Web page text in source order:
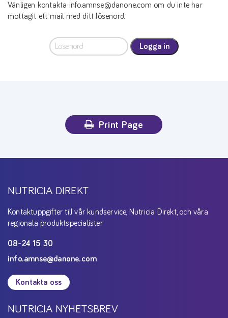
Vänligen kontakta info.amnse@danone.com om du inte har
mottagit ett mail med ditt lösenord.
Logga in
Print Page
NUTRICIA DIREKT
Kontaktuppgifter till vår kundservice, Nutricia Direkt, och våra
regionala produktspecialister
08-24 15 30
info.amnse@danone.com
Kontakta oss
NUTRICIA NYHETSBREV